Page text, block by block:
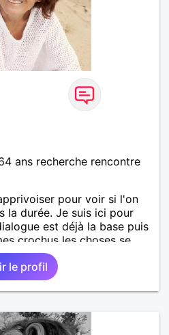
ans recherche rencontre
pour voir si l'on
la durée. Je suis ici pour
est déjà la base puis
crochus les choses se
petit normalement.
le profil